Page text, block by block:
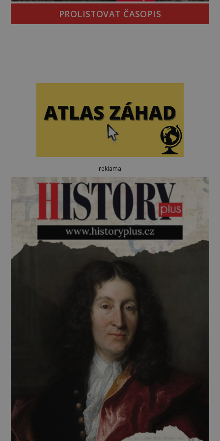
PROLISTOVAT ČASOPIS
reklama